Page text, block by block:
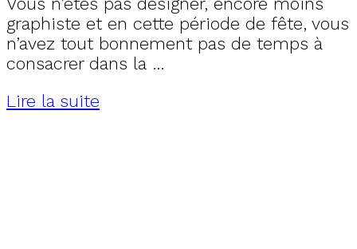
graphiste et en cette période de fête, vous
n’avez tout bonnement pas de temps à
consacrer dans la …
Lire la suite